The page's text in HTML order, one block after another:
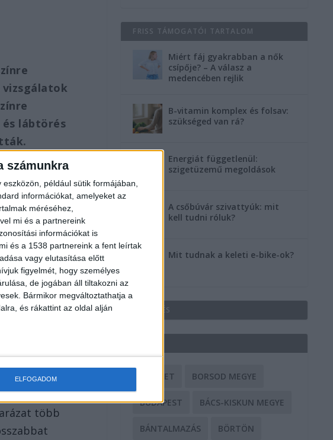
számunkra
például sütik formájában,
információkat, amelyeket az
méréséhez,
mi és a partnereink
információkat is
és a 1538 partnereink a fent leírtak
vagy elutasítása előtt
figyelmét, hogy személyes
de jogában áll tiltakozni az
Bármikor megváltoztathatja a
és rákattint az oldal alján
ELFOGADOM
vizsgálatok
lábtörés
Amikor
több
FRISS TÁMOGATÓI TARTALOM
Miért fáj gyakrabban a nők
csípője? – A válasz a
medencében rejlik
B-vitamin komplex és folsav:
szükséged van rá?
Energiát függetlenül:
szigetüzemű megoldások
A csőbúvár szivattyúk: mit
kell tudni róluk?
Mit tudnak a keleti e-bike-ok?
HIRDETÉS
BALESET BORSOD MEGYE
BUDAPEST BÁCS-KISKUN MEGYE
BÁNTALMAZÁS BÖRTÖN